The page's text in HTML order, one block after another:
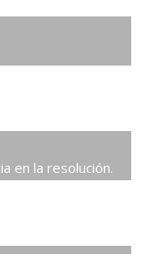
en la resolución.